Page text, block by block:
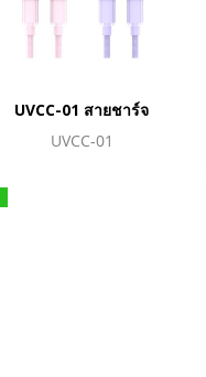
UVCC-01 สายชาร์จ
UVCC-01